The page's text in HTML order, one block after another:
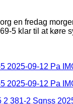
en fredag
5 klar til at køre